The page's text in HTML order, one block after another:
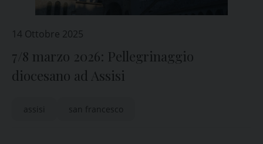
14 Ottobre 2025
7/8 marzo 2026: Pellegrinaggio
diocesano ad Assisi
assisi san francesco